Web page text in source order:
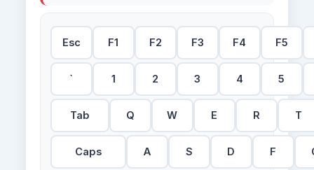
Esc F1 F2 F3 F4 F5
` 1 2 3 4 5
Tab Q W E R T
Caps A S D F